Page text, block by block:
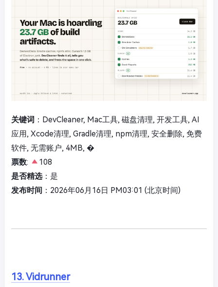
关键词 ：DevCleaner, Mac工具, 磁盘清理, 开发工具, AI
应用, Xcode清理, Gradle清理, npm清理, 安全删除, 免费
软件, 无需账户, 4MB, �
票数:
108
是否精选：是
发布时间 ：2026年06月16日 PM03:01 (北京时间)
13. Vidrunner